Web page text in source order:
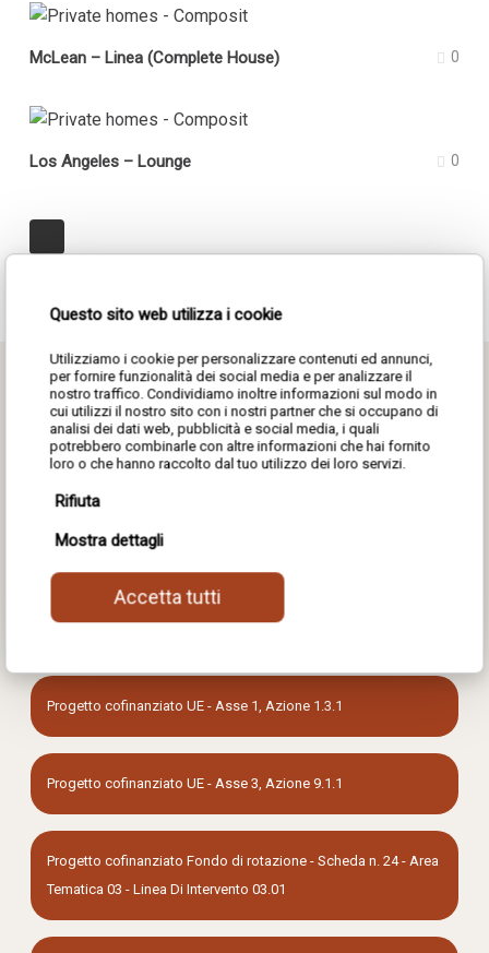
Questo sito web utilizza i cookie
Utilizziamo i cookie per personalizzare contenuti ed annunci,
per fornire funzionalità dei social media e per analizzare il
nostro traffico. Condividiamo inoltre informazioni sul modo in
cui utilizzi il nostro sito con i nostri partner che si occupano di
analisi dei dati web, pubblicità e social media, i quali
potrebbero combinarle con altre informazioni che hai fornito
loro o che hanno raccolto dal tuo utilizzo dei loro servizi.
Rifiuta
Mostra dettagli
Accetta tutti
McLean – Linea (Complete House) 0
Los Angeles – Lounge 0
Progetto cofinanziato UE - Asse 1, Azione 1.3.1
Progetto cofinanziato UE - Asse 3, Azione 9.1.1
Progetto cofinanziato Fondo di rotazione - Scheda n. 24 - Area
Tematica 03 - Linea Di Intervento 03.01